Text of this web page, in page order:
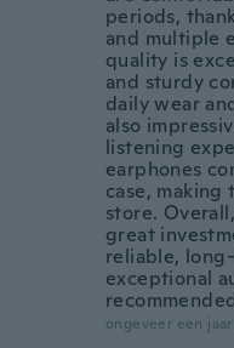
periods,
and multiple
quality is
and sturdy
daily wear
also
listening
earphones
case, making
store.
great
reliable,
exceptional
ongeveer een